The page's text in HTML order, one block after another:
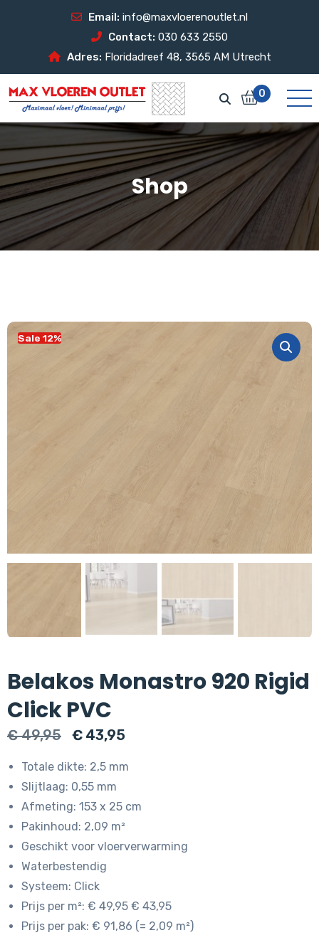
Email: info@maxvloerenoutlet.nl
Contact: 030 633 2550
Adres: Floridadreef 48, 3565 AM Utrecht
0
Shop
Sale 12%
Belakos Monastro 920 Rigid
Click PVC
€49,95
Oorspronkelijke
€ 49,95.
€ 43,95
Totale dikte: 2,5 mm
Slijtlaag: 0,55 mm
Afmeting: 153 x 25 cm
Pakinhoud: 2,09 m²
Geschikt voor vloerverwarming
Waterbestendig
Systeem: Click
Prijs per m²: € 49,95 € 43,95
Prijs per pak: € 91,86 (= 2,09 m²)